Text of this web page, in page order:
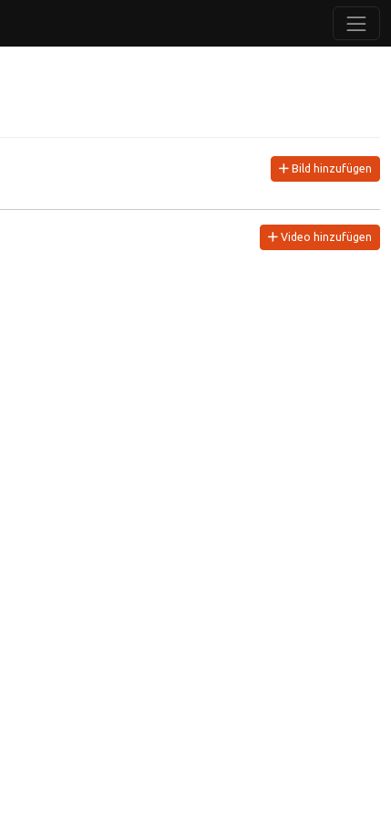
Bild hinzufügen
Video hinzufügen